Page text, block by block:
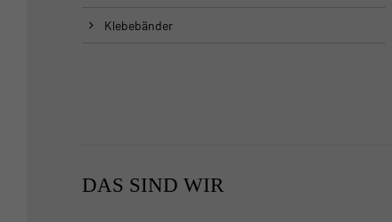
Klebebänder
DAS SIND WIR